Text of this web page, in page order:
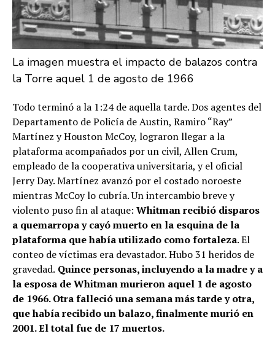
La imagen muestra el impacto de balazos contra
la Torre aquel 1 de agosto de 1966
Todo terminó a la 1:24 de aquella tarde. Dos agentes del
Departamento de Policía de Austin, Ramiro “Ray”
Martínez y Houston McCoy, lograron llegar a la
plataforma acompañados por un civil, Allen Crum,
empleado de la cooperativa universitaria, y el oficial
Jerry Day. Martínez avanzó por el costado noroeste
mientras McCoy lo cubría. Un intercambio breve y
violento puso fin al ataque: Whitman recibió disparos
a quemarropa y cayó muerto en la esquina de la
plataforma que había utilizado como fortaleza. El
conteo de víctimas era devastador. Hubo 31 heridos de
gravedad. Quince personas, incluyendo a la madre y a
la esposa de Whitman murieron aquel 1 de agosto
de 1966. Otra falleció una semana más tarde y otra,
que había recibido un balazo, finalmente murió en
2001. El total fue de 17 muertos.